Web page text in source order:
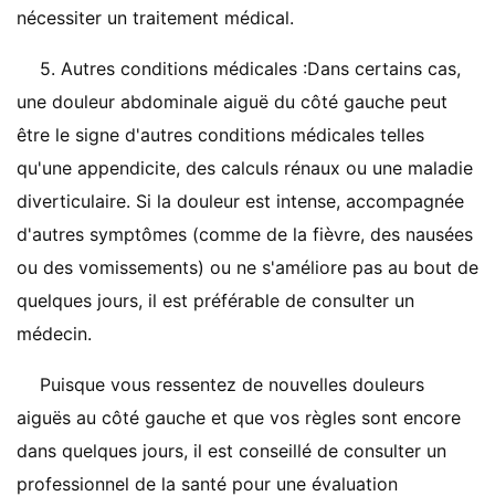
nécessiter un traitement médical.
5. Autres conditions médicales :Dans certains cas,
une douleur abdominale aiguë du côté gauche peut
être le signe d'autres conditions médicales telles
qu'une appendicite, des calculs rénaux ou une maladie
diverticulaire. Si la douleur est intense, accompagnée
d'autres symptômes (comme de la fièvre, des nausées
ou des vomissements) ou ne s'améliore pas au bout de
quelques jours, il est préférable de consulter un
médecin.
Puisque vous ressentez de nouvelles douleurs
aiguës au côté gauche et que vos règles sont encore
dans quelques jours, il est conseillé de consulter un
professionnel de la santé pour une évaluation